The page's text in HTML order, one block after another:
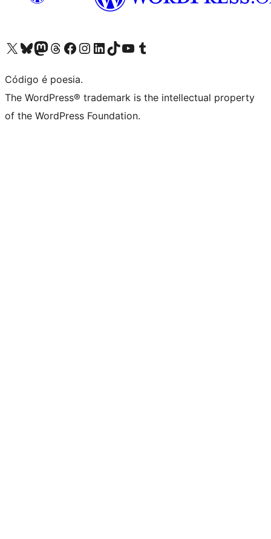
Visite a nossa conta X (antigo Twitter)
Visit our Bluesky account
Visit our Mastodon account
Visit our Threads account
Visite a nossa página do Facebook
Visite a nossa conta no Instagram
Visite a nossa conta no LinkedIn
Visit our TikTok account
Visit our YouTube channel
Visit our Tumblr account
Código é poesia.
The WordPress® trademark is the intellectual property
of the WordPress Foundation.